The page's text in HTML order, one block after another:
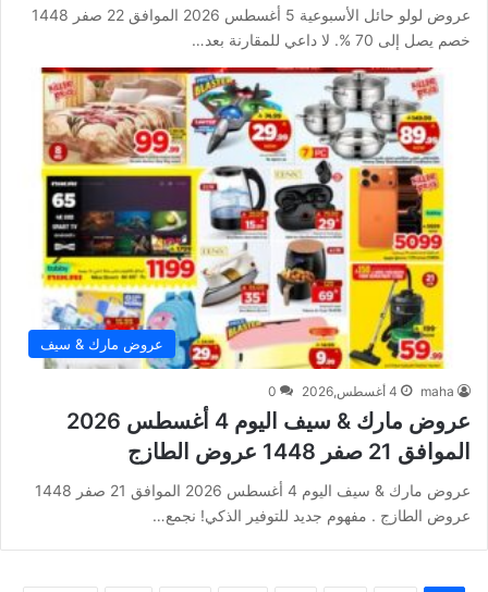
عروض لولو حائل الأسبوعية 5 أغسطس 2026 الموافق 22 صفر 1448
خصم يصل إلى 70 %. لا داعي للمقارنة بعد…
عروض مارك & سيف
maha 4 أغسطس,2026 0
عروض مارك & سيف اليوم 4 أغسطس 2026
الموافق 21 صفر 1448 عروض الطازج
عروض مارك & سيف اليوم 4 أغسطس 2026 الموافق 21 صفر 1448
عروض الطازج . مفهوم جديد للتوفير الذكي! نجمع…